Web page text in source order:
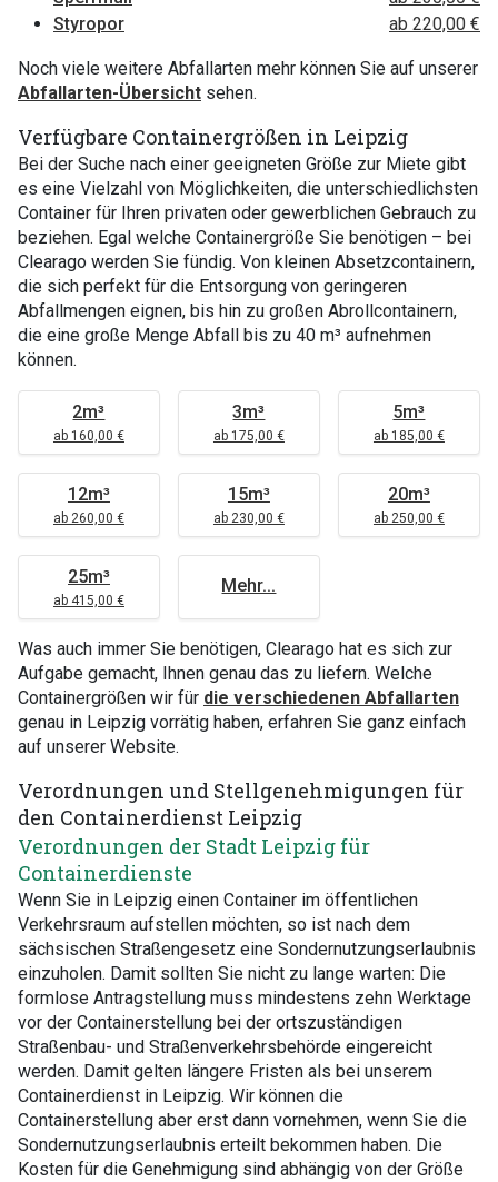
Styropor
ab 220,00 €
Noch viele weitere Abfallarten mehr können Sie auf unserer
Abfallarten-Übersicht sehen.
Verfügbare Containergrößen in Leipzig
Bei der Suche nach einer geeigneten Größe zur Miete gibt
es eine Vielzahl von Möglichkeiten, die unterschiedlichsten
Container für Ihren privaten oder gewerblichen Gebrauch zu
beziehen. Egal welche Containergröße Sie benötigen – bei
Clearago werden Sie fündig. Von kleinen Absetzcontainern,
die sich perfekt für die Entsorgung von geringeren
Abfallmengen eignen, bis hin zu großen Abrollcontainern,
die eine große Menge Abfall bis zu 40 m³ aufnehmen
können.
2m³
ab 160,00 €
3m³
ab 175,00 €
5m³
ab 185,00 €
12m³
ab 260,00 €
15m³
ab 230,00 €
20m³
ab 250,00 €
25m³
ab 415,00 €
Mehr...
Was auch immer Sie benötigen, Clearago hat es sich zur
Aufgabe gemacht, Ihnen genau das zu liefern. Welche
Containergrößen wir für die verschiedenen Abfallarten
genau in Leipzig vorrätig haben, erfahren Sie ganz einfach
auf unserer Website.
Verordnungen und Stellgenehmigungen für
den Containerdienst Leipzig
Verordnungen der Stadt Leipzig für
Containerdienste
Wenn Sie in Leipzig einen Container im öffentlichen
Verkehrsraum aufstellen möchten, so ist nach dem
sächsischen Straßengesetz eine Sondernutzungserlaubnis
einzuholen. Damit sollten Sie nicht zu lange warten: Die
formlose Antragstellung muss mindestens zehn Werktage
vor der Containerstellung bei der ortszuständigen
Straßenbau- und Straßenverkehrsbehörde eingereicht
werden. Damit gelten längere Fristen als bei unserem
Containerdienst in Leipzig. Wir können die
Containerstellung aber erst dann vornehmen, wenn Sie die
Sondernutzungserlaubnis erteilt bekommen haben. Die
Kosten für die Genehmigung sind abhängig von der Größe